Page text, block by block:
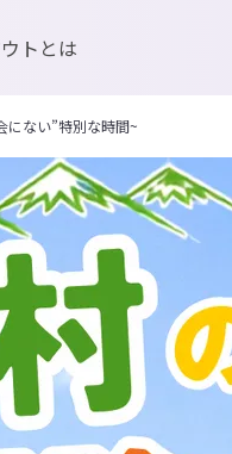
トとは
にない”特別な時間~